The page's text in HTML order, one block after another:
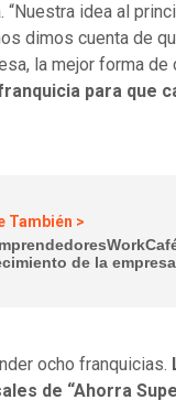
“Nuestra idea al
dimos cuenta de
la mejor forma
para que
También >
de la empresa
ocho franquicias.
de “Ahorra